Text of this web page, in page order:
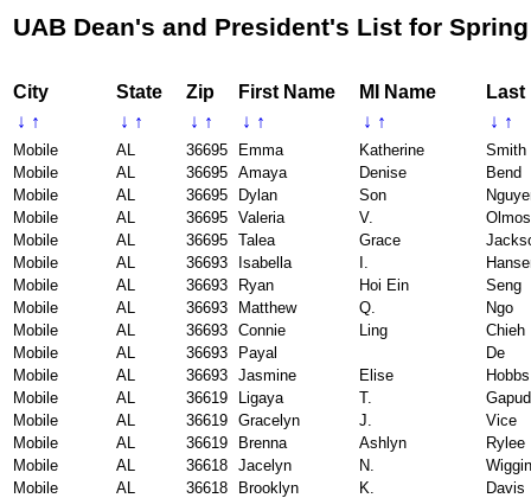
UAB Dean's and President's List for
City State Zip First Name MI Name
Last
↓ ↑ ↓ ↑ ↓ ↑ ↓ ↑ ↓ ↑ ↓ ↑
Mobile AL 36695 Emma Katherine
Smith
Mobile
AL 36695 Amaya Denise
Bend
Mobile
AL 36695 Dylan Son
Mobile
AL 36695 Valeria V.
Olmos
Mobile
AL 36695 Talea Grace
Mobile
AL 36693 Isabella I.
Mobile
AL 36693 Ryan Hoi Ein
Seng
Mobile
AL 36693 Matthew Q.
Ngo
Mobile
AL 36693 Connie Ling
Chieh
Mobile
AL 36693 Payal
De
Mobile
AL 36693 Jasmine Elise
Hobbs
Mobile
AL 36619 Ligaya T.
Gapud
Mobile
AL 36619 Gracelyn J.
Vice
Mobile
AL 36619 Brenna Ashlyn
Rylee
Mobile
AL 36618 Jacelyn N.
Mobile
AL 36618 Brooklyn K.
Davis